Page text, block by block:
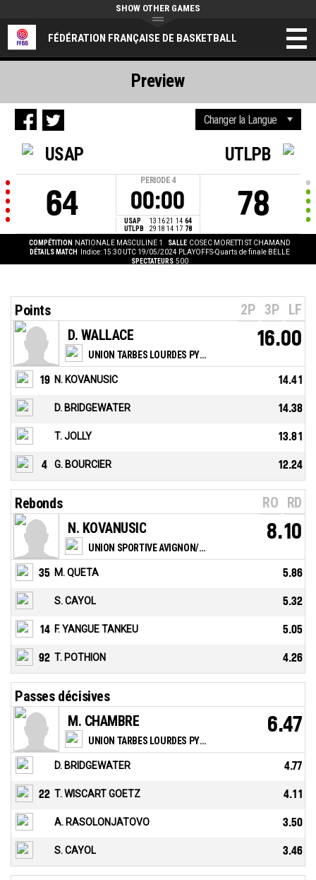
FÉDÉRATION FRANÇAISE DE BASKETBALL
SHOW OTHER GAMES
USAP
64
PERIODE 4
00:00
USAP 13 16 21 14 64
UTLPB
29 18 14 17 78
UTLPB
78
COMPÉTITION NATIONALE MASCULINE 1 SALLE COSEC MORETTI ST CHAMAND
DÉTAILS MATCH
Indice: 15:30 UTC 19/05/2024 PLAYOFFS-Quarts de finale BELLE
SPECTATEURS 500
Preview
Points 2P 3P LF
UNION TARBES LOURDES PYRENEES BASKET
D. WALLACE 16.00
19 N. KOVANUSIC 14.41
D. BRIDGEWATER 14.38
T. JOLLY 13.81
4 G. BOURCIER 12.24
Rebonds RO RD
UNION SPORTIVE AVIGNON/PONTET
N. KOVANUSIC 8.10
35 M. QUETA 5.86
S. CAYOL 5.32
14 F. YANGUE TANKEU 5.05
92 T. POTHION 4.26
Passes décisives
UNION TARBES LOURDES PYRENEES BASKET
M. CHAMBRE 6.47
D. BRIDGEWATER 4.77
22 T. WISCART GOETZ 4.11
A. RASOLONJATOVO 3.50
S. CAYOL 3.46